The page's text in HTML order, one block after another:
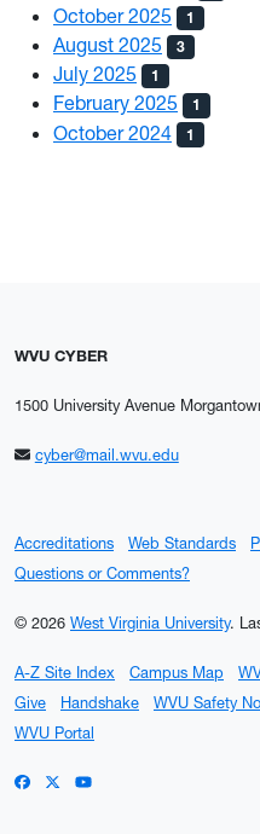
October 2025 1
August 2025 3
July 2025 1
February 2025 1
October 2024 1
WVU CYBER
1500 University Avenue
cyber@mail.wvu.edu
Accreditations Web Standards
Questions or Comments?
© 2026 West Virginia University.
A-Z Site Index Campus Map
Give
Handshake WVU Safety
WVU Portal
WVU on Facebook
WVU on X / Twitter
WVU on YouTube